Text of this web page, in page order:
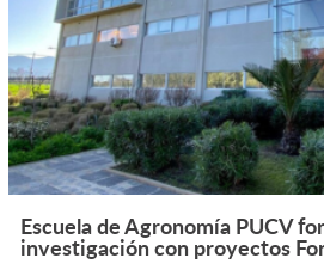
Escuela de Agronomía PUCV
investigación con proyectos